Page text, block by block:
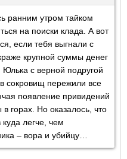
ранним утром тайком
на поиски клада. А вот
если тебя выгнали с
крупной суммы денег
с верной подругой
сокровищ пережили все
появление привидений
горах. Но оказалось, что
легче, чем
– вора и убийцу…